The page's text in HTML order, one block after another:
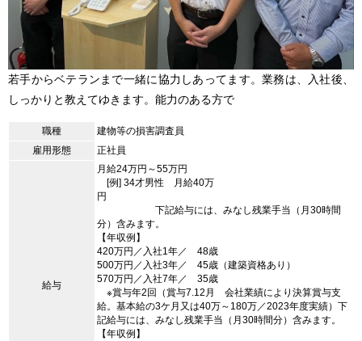
若手からベテランまで一緒に協力しあってます。業務は、入社後、
しっかりと教えてゆきます。能力のある方で
職種
建物等の損害調査員
雇用形態
正社員
給与
月給24万円～55万円
[例] 34才男性 月給40万
円
下記給与には、みなし残業手当（月30時間
分）含みます。
【年収例】
420万円／入社1年／ 48歳
500万円／入社3年／ 45歳（建築資格あり）
570万円／入社7年／ 35歳
※賞与年2回（賞与7.12月 会社業績により決算賞与支
給。基本給の3ケ月又は40万～180万／2023年度実績）下
記給与には、みなし残業手当（月30時間分）含みます。
【年収例】